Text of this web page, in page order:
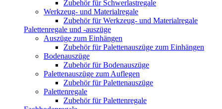
Zubehör für Schwerlastregale
Werkzeug- und Materialregale
Zubehör für Werkzeug- und Materialregale
Palettenregale und -auszüge
Auszüge zum Einhängen
Zubehör für Palettenauszüge zum Einhängen
Bodenauszüge
Zubehör für Bodenauszüge
Palettenauszüge zum Auflegen
Zubehör für Palettenauszüge
Palettenregale
Zubehör für Palettenregale